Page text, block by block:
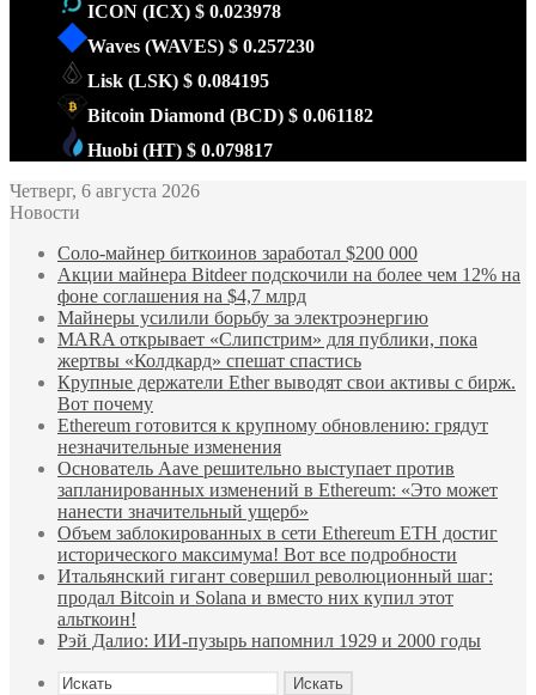
ICON (ICX) $ 0.023978
Waves (WAVES) $ 0.257230
Lisk (LSK) $ 0.084195
Bitcoin Diamond (BCD) $ 0.061182
Huobi (HT) $ 0.079817
Четверг, 6 августа 2026
Новости
Соло-майнер биткоинов заработал $200 000
Акции майнера Bitdeer подскочили на более чем 12% на
фоне соглашения на $4,7 млрд
Майнеры усилили борьбу за электроэнергию
MARA открывает «Слипстрим» для публики, пока
жертвы «Колдкард» спешат спастись
Крупные держатели Ether выводят свои активы с бирж.
Вот почему
Ethereum готовится к крупному обновлению: грядут
незначительные изменения
Основатель Aave решительно выступает против
запланированных изменений в Ethereum: «Это может
нанести значительный ущерб»
Объем заблокированных в сети Ethereum ETH достиг
исторического максимума! Вот все подробности
Итальянский гигант совершил революционный шаг:
продал Bitcoin и Solana и вместо них купил этот
альткоин!
Рэй Далио: ИИ-пузырь напомнил 1929 и 2000 годы
Искать